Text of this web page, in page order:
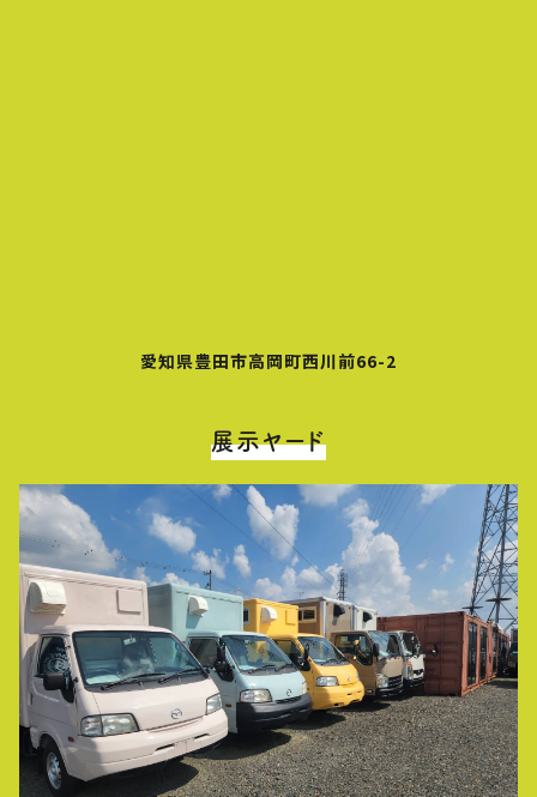
愛知県豊田市高岡町西川前66-2
展示ヤード